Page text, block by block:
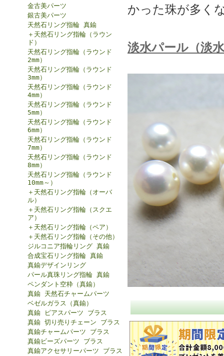
金古美パーツ
銀古美パーツ
天然石リング指輪 真鍮
＋天然石リング指輪（ラウン
ド）
天然石リング指輪（ラウンド
2mm）
天然石リング指輪（ラウンド
3mm）
天然石リング指輪（ラウンド
4mm）
天然石リング指輪（ラウンド
5mm）
天然石リング指輪（ラウンド
6mm）
天然石リング指輪（ラウンド
7mm）
天然石リング指輪（ラウンド
8mm）
天然石リング指輪（ラウンド
10mm～）
＋天然石リング指輪（オーバ
ル）
＋天然石リング指輪（スクエ
ア）
＋天然石リング指輪（ペア）
＋天然石リング指輪（その他）
ジルコニア指輪リング 真鍮
合成宝石リング指輪 真鍮
真鍮デザインリング
パール真珠リング指輪 真鍮
ペンダント空枠（真鍮）
真鍮 天然石チャームパーツ
ベゼルガラス（真鍮）
真鍮 ピアスパーツ ブラス
真鍮 切り売りチェーン ブラス
真鍮チャームパーツ ブラス
真鍮ビーズパーツ ブラス
真鍮アクセサリーパーツ ブラス
かった珠が多く
淡水パール（淡